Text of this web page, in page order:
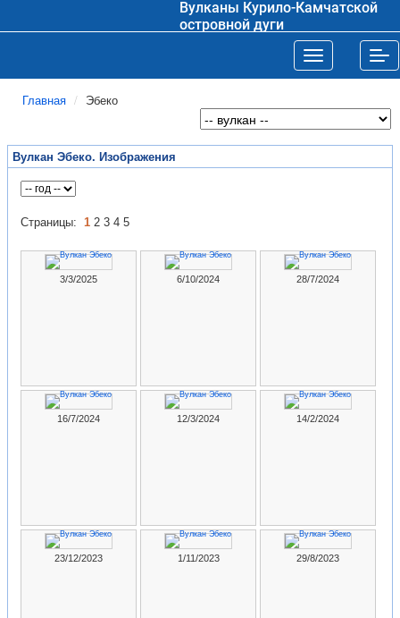
Вулканы Курило-Камчатской
островной дуги
Toggle
Главная Эбеко
Вулкан Эбеко. Изображения
Страницы: 1 2 3 4 5
3/3/2025 6/10/2024 28/7/2024
16/7/2024 12/3/2024 14/2/2024
23/12/2023 1/11/2023 29/8/2023